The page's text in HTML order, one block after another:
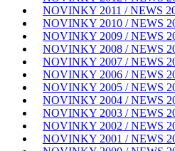
NOVINKY 2011 / NEWS
NOVINKY 2010 / NEWS
NOVINKY 2009 / NEWS
NOVINKY 2008 / NEWS
NOVINKY 2007 / NEWS
NOVINKY 2006 / NEWS
NOVINKY 2005 / NEWS
NOVINKY 2004 / NEWS
NOVINKY 2003 / NEWS
NOVINKY 2002 / NEWS
NOVINKY 2001 / NEWS